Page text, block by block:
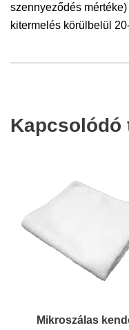
szennyeződés
kitermelés körülbelül
Kapcsolódó
Mikroszálas